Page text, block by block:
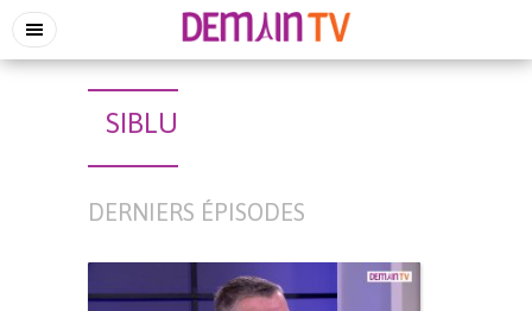
SIBLU
DERNIERS ÉPISODES